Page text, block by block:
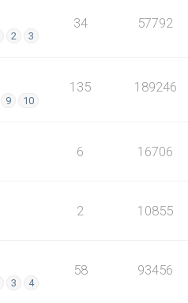
2 3
34 57792
9 10
135 189246
6 16706
2 10855
3 4
58 93456